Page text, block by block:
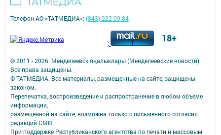
© 2011 - 2026. Менделеевск яӊалыклары (Менделеевские новости).
Все права защищены.
© ТАТМЕДИА. Все материалы, размещенные на сайте, защищены
законом.
Перепечатка, воспроизведение и распространение в любом объеме
информации,
размещенной на сайте, возможна только с письменного согласия
редакций СМИ.
При поддержке Республиканского агентства по печати и массовым
Телефон АО «ТАТМЕДИА»:(843) 222 09 84
; 18+